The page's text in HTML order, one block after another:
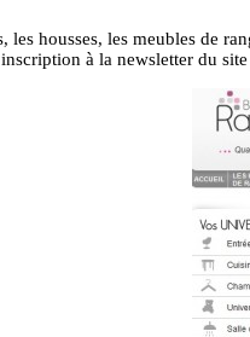
les housses, les meubles de
à la newsletter du